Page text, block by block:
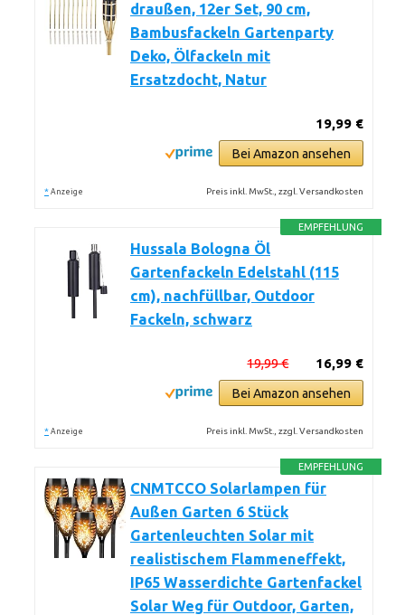
draußen, 12er Set, 90 cm,
Bambusfackeln Gartenparty
Deko, Ölfackeln mit
Ersatzdocht, Natur
19,99 €
Bei Amazon ansehen
* Anzeige Preis inkl. MwSt., zzgl. Versandkosten
EMPFEHLUNG
Hussala Bologna Öl
Gartenfackeln Edelstahl (115
cm), nachfüllbar, Outdoor
Fackeln, schwarz
16,99 €
19,99 €
Bei Amazon ansehen
* Anzeige Preis inkl. MwSt., zzgl. Versandkosten
EMPFEHLUNG
CNMTCCO Solarlampen für
Außen Garten 6 Stück
Gartenleuchten Solar mit
realistischem Flammeneffekt,
IP65 Wasserdichte Gartenfackel
Solar Weg für Outdoor, Garten,